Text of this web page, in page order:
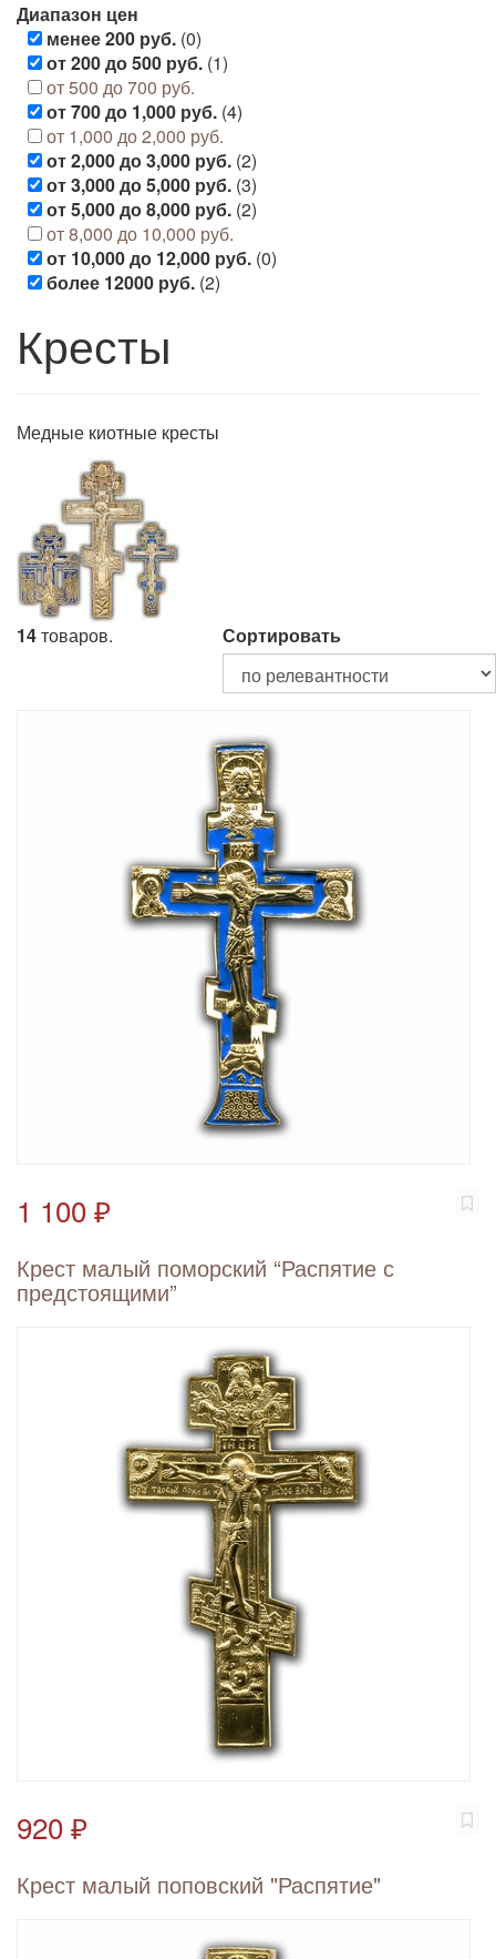
Диапазон цен
менее 200 руб. (0)
от 200 до 500 руб. (1)
от 500 до 700 руб.
от 700 до 1,000 руб. (4)
от 1,000 до 2,000 руб.
от 2,000 до 3,000 руб. (2)
от 3,000 до 5,000 руб. (3)
от 5,000 до 8,000 руб. (2)
от 8,000 до 10,000 руб.
от 10,000 до 12,000 руб. (0)
более 12000 руб. (2)
Кресты
Медные киотные кресты
14товаров. Сортировать
1 100 ₽
Крест малый поморский “Распятие с
предстоящими”
920 ₽
Крест малый поповский "Распятие"